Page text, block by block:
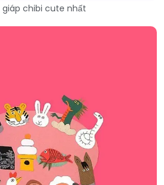
giáp chibi cute nhất